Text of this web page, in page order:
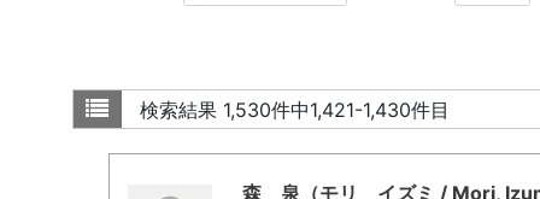
検索結果 1,530件中1,421-1,430件目
森 泉（モリ イズミ / Mori,